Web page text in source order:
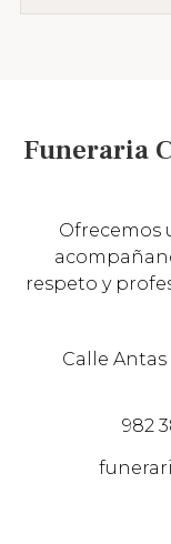
Funeraria
Ofrecemos
respeto y
Calle Antas
982